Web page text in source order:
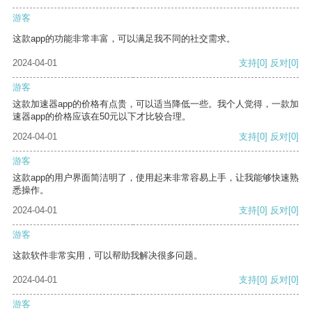
游客
这款app的功能非常丰富，可以满足我不同的社交需求。
2024-04-01 支持[0] 反对[0]
游客
这款加速器app的价格有点贵，可以适当降低一些。我个人觉得，一款加
速器app的价格应该在50元以下才比较合理。
2024-04-01
支持[0] 反对[0]
游客
这款app的用户界面简洁明了，使用起来非常容易上手，让我能够快速熟
悉操作。
2024-04-01
支持[0] 反对[0]
游客
这款软件非常实用，可以帮助我解决很多问题。
2024-04-01 支持[0] 反对[0]
游客